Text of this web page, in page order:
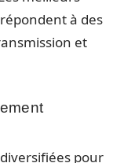
à des
et
pour